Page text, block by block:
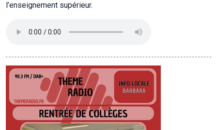
PROJETS
LOCATION STUDIO
l’enseignement supérieur.